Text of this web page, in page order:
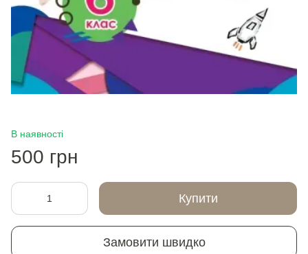
В наявності
500 грн
Купити
Замовити швидко